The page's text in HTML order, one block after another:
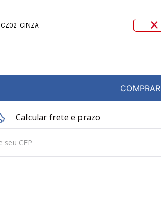
CZ02-CINZA
COMPRAR
Calcular frete e prazo